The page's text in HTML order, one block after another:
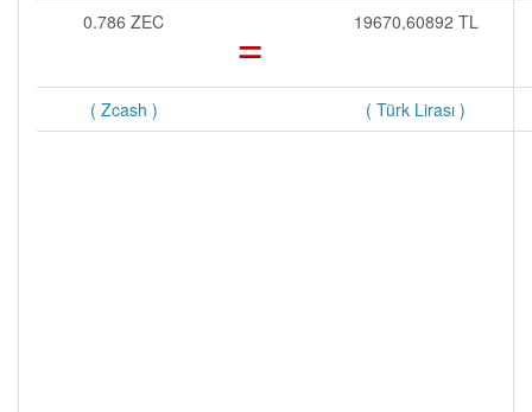
0.786 ZEC
= 19670,60892 TL
( Zcash ) ( Türk Lirası )